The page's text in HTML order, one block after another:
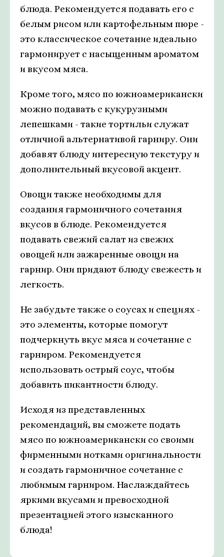
блюда. Рекомендуется подавать его с
белым рисом или картофельным пюре -
это классическое сочетание идеально
гармонирует с насыщенным ароматом
и вкусом мяса.
Кроме того, мясо по южноамерикански
можно подавать с кукурузными
лепешками - такие тортильи служат
отличной альтернативой гарниру. Они
добавят блюду интересную текстуру и
дополнительный вкусовой акцент.
Овощи также необходимы для
создания гармоничного сочетания
вкусов в блюде. Рекомендуется
подавать свежий салат из свежих
овощей или зажаренные овощи на
гарнир. Они придают блюду свежесть и
легкость.
Не забудьте также о соусах и специях -
это элементы, которые помогут
подчеркнуть вкус мяса и сочетание с
гарниром. Рекомендуется
использовать острый соус, чтобы
добавить пикантности блюду.
Исходя из представленных
рекомендаций, вы сможете подать
мясо по южноамерикански со своими
фирменными нотками оригинальности
и создать гармоничное сочетание с
любимым гарниром. Наслаждайтесь
яркими вкусами и превосходной
презентацией этого изысканного
блюда!